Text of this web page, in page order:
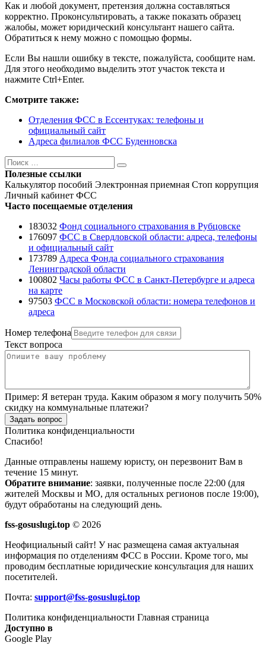
Как и любой документ, претензия должна составляться
корректно. Проконсультировать, а также показать образец
жалобы, может юридический консультант нашего сайта.
Обратиться к нему можно с помощью формы.
Если Вы нашли ошибку в тексте, пожалуйста, сообщите нам.
Для этого необходимо выделить этот участок текста и
нажмите Ctrl+Enter.
Смотрите также:
Отделения ФСС в Ессентуках: телефоны и
официальный сайт
Адреса филиалов ФСС Буденновска
Поиск
Поиск
Полезные ссылки
Калькулятор пособий Электронная приемная Стоп коррупция
Личный кабинет ФСС
Часто посещаемые отделения
183032 Фонд социального страхования в Рубцовске
176097 ФСС в Свердловской области: адреса, телефоны
и официальный сайт
173789 Адреса Фонда социального страхования
Ленинградской области
100802 Часы работы ФСС в Санкт-Петербурге и адреса
на карте
97503 ФСС в Московской области: номера телефонов и
адреса
Номер телефона
Текст вопроса
Пример: Я ветеран труда. Каким образом я могу получить 50%
скидку на коммунальные платежи?
Задать вопрос
Политика конфиденциальности
Спасибо!
Данные отправлены нашему юристу, он перезвонит Вам в
течение 15 минут.
Обратите внимание: заявки, полученные после 22:00 (для
жителей Москвы и МО, для остальных регионов после 19:00),
будут обработаны на следующий день.
fss-gosuslugi.top © 2026
Неофициальный сайт! У нас размещена самая актуальная
информация по отделениям ФСС в России. Кроме того, мы
проводим бесплатные юридические консультация для наших
посетителей.
Почта: support@fss-gosuslugi.top
Политика конфиденциальности Главная страница
Доступно в
Google Play